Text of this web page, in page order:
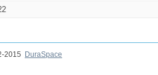
2015
DuraSpace